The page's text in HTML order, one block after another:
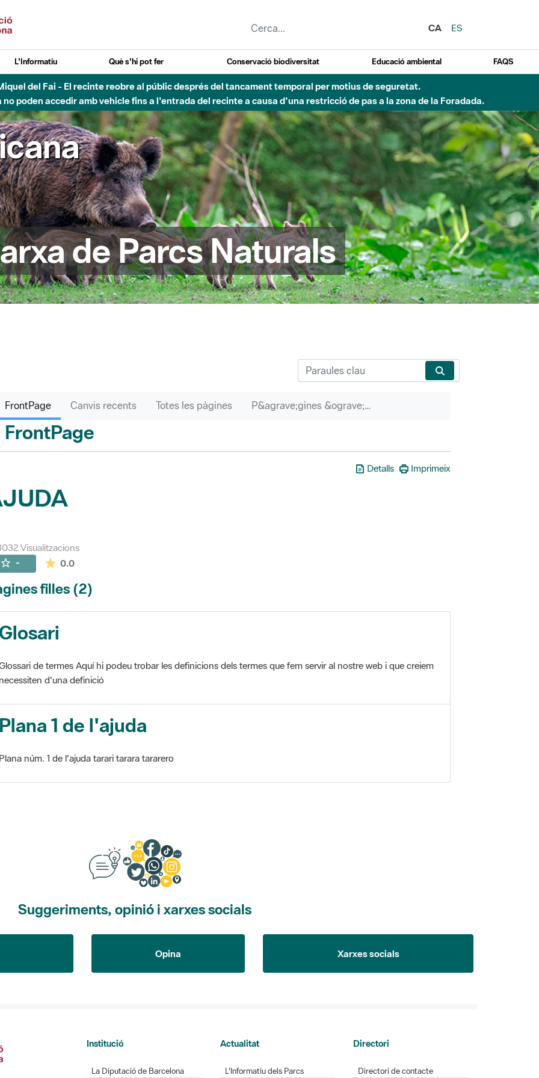
CA
ES
L'Informatiu Què s'hi pot fer Conservació biodiversitat Educació ambiental FAQS
del Fai - El recinte reobre al públic després del tancament temporal per motius de seguretat.
poden accedir amb vehicle fins a l'entrada del recinte a causa d'una restricció de pas a la zona de la Foradada.
de Parcs Naturals
FrontPage Canvis recents Totes les pàgines P&agrave;gines &ograve;rfenes
FrontPage
Detalls Imprimeix
Visualitzacions
- 0.0La mitjana de les valoracions és de 0 estrelles de 5.
filles (2)
Glosari
de termes Aquí hi podeu trobar les definicions dels termes que fem servir al nostre web i que creiem
necessiten d'una definició
Plana 1 de l'ajuda
Plana núm. 1 de l'ajuda tarari tarara tararero
Suggeriments, opinió i xarxes socials
Opina Xarxes socials
Institució
La Diputació de Barcelona
Actualitat
L'Informatiu dels Parcs
Directori
Directori de contacte